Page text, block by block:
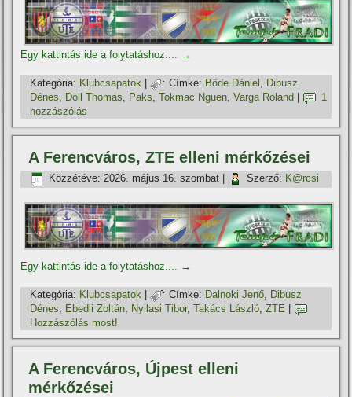
Egy kattintás ide a folytatáshoz.... →
Kategória: Klubcsapatok | Címke: Böde Dániel , Dibusz
Dénes, Doll Thomas, Paks,Tokmac Nguen,Varga Roland
1
hozzászólás
A Ferencváros, ZTE elleni mérkőzései
Közzétéve: 2026. május 16. szombat Szerző: K@rcsi
Egy kattintás ide a folytatáshoz.... →
Kategória: Klubcsapatok | Címke: Dalnoki Jenő, Dibusz
Dénes, Ebedli Zoltán, Nyilasi Tibor,Takács László,ZTE
Hozzászólás most!
A Ferencváros, Újpest elleni
mérkőzései